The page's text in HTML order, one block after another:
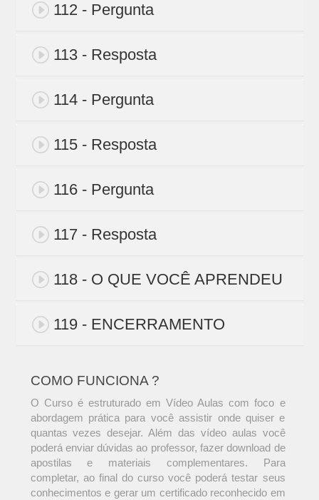
112 - Pergunta
113 - Resposta
114 - Pergunta
115 - Resposta
116 - Pergunta
117 - Resposta
118 - O QUE VOCÊ APRENDEU
119 - ENCERRAMENTO
COMO FUNCIONA ?
O Curso é estruturado em Vídeo Aulas com foco e
abordagem prática para você assistir onde quiser e
quantas vezes desejar. Além das vídeo aulas você
poderá enviar dúvidas ao professor, fazer download de
apostilas e materiais complementares. Para
completar, ao final do curso você poderá testar seus
conhecimentos e gerar um certificado reconhecido em